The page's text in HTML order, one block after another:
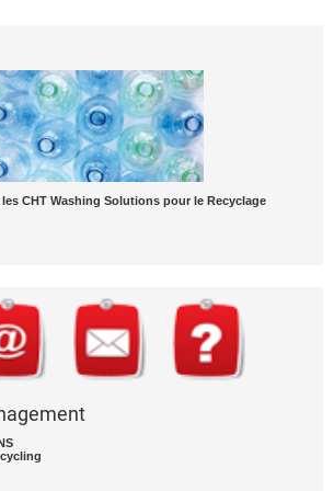
CHT Washing Solutions pour le Recyclage